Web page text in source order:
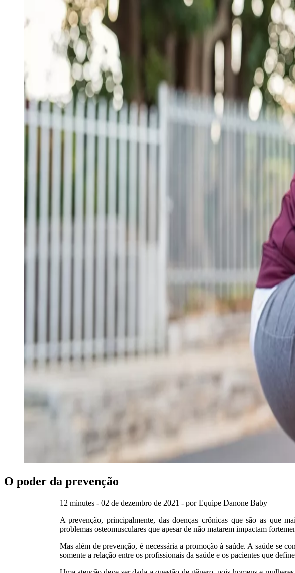
O poder da prevenção
12 minutes - 02 de dezembro de 2021 - por Equipe Danone Baby
A prevenção, principalmente, das doenças crônicas que são as que
problemas osteomusculares que apesar de não matarem impactam
Mas além de prevenção, é necessária a promoção à saúde. A saúde se
somente a relação entre os profissionais da saúde e os pacientes que